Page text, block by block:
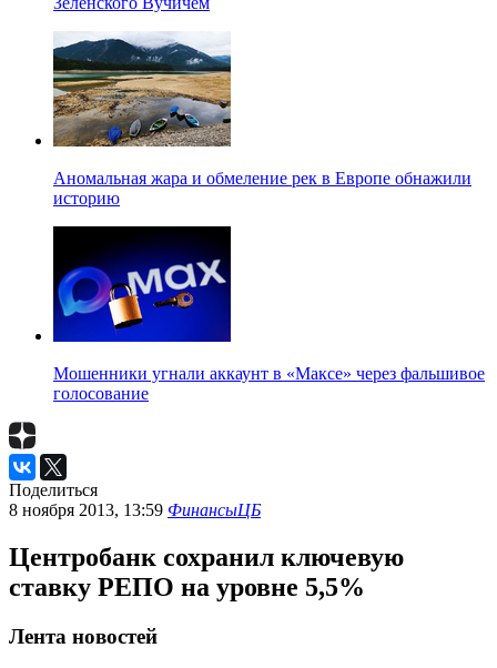
Аномальная жара и обмеление рек в Европе обнажили
историю
Мошенники угнали аккаунт в «Максе» через фальшивое
голосование
Поделиться
8 ноября 2013, 13:59 ФинансыЦБ
Центробанк сохранил ключевую
ставку РЕПО на уровне 5,5%
Лента новостей